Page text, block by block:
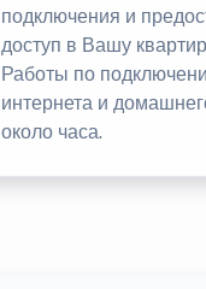
подключения и
доступ в Вашу
Работы по
интернета и
около часа.